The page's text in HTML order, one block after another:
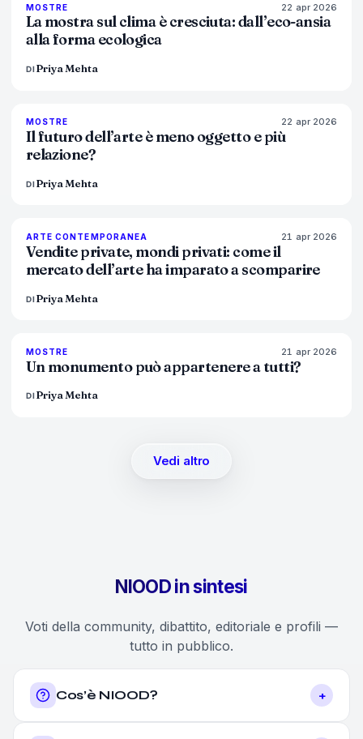
74% 44
MOSTRE 22 apr 2026
La mostra sul clima è cresciuta: dall’eco-ansia
alla forma ecologica
DIPriya Mehta
% 117
MOSTRE 22 apr 2026
Il futuro dell’arte è meno oggetto e più
relazione?
DIPriya Mehta
72% 52
ARTE CONTEMPORANEA 21 apr 2026
Vendite private, mondi privati: come il
mercato dell’arte ha imparato a scomparire
DIPriya Mehta
77% 45
MOSTRE 21 apr 2026
Un monumento può appartenere a tutti?
DI Priya Mehta
Vedi altro
NIOOD in sintesi
Voti della community, dibattito, editoriale e profili —
tutto in pubblico.
Cos’è NIOOD? +